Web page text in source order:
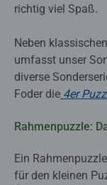
richtig viel Spaß.
Neben
umfasst unser
diverse
Foder die 4er
Rahmenpuzzle:
Ein
für den kleinen